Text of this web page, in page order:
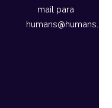
mail para